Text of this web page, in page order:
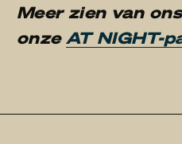
Meer zien van
onzeAT NIGHT-